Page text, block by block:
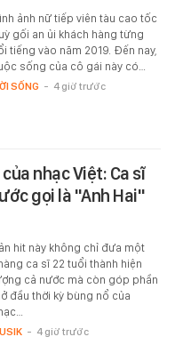
ảnh nữ tiếp viên tàu cao tốc
gối an ủi khách hàng từng
tiếng vào năm 2019. Đến nay,
sống của cô gái này có…
SỐNG - 4 giờ trước
nhạc Việt: Ca sĩ
gọi là "Anh Hai"
hit này không chỉ đưa một
ca sĩ 22 tuổi thành hiện
cả nước mà còn góp phần
đầu thời kỳ bùng nổ của
- 4 giờ trước